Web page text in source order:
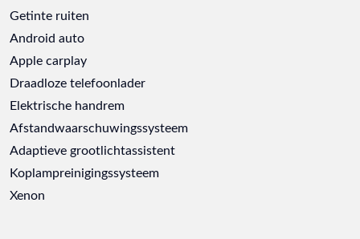
Getinte ruiten
Android auto
Apple carplay
Draadloze telefoonlader
Elektrische handrem
Afstandwaarschuwingssysteem
Adaptieve grootlichtassistent
Koplampreinigingssysteem
Xenon